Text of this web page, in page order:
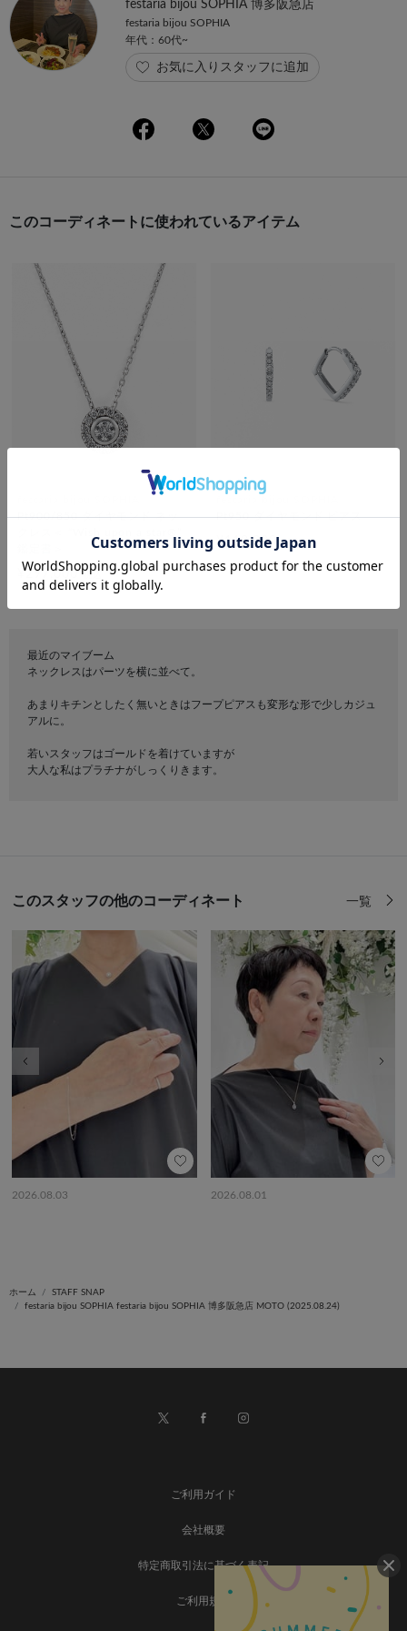
festaria bijou SOPHIA 博多阪急店
festaria bijou SOPHIA
年代：60代~
お気に入りスタッフに追加
このコーディネートに使われているアイテム
Pt900/850 ダイヤモンド ネッ
¥297,000税込
Pt950 ダイヤモンド ピアス
¥110,000税込
最近のマイブーム
ネックレスはパーツを横に並べて。
あまりキチンとしたく無いときはフープピアスも変形な形で少しカジュ
アルに。
若いスタッフはゴールドを着けていますが
大人な私はプラチナがしっくりきます。
このスタッフの他のコーディネート 一覧
2026.08.03 2026.08.01
ホーム
STAFF SNAP
festaria bijou SOPHIA festaria bijou SOPHIA 博多阪急店 MOTO (2025.08.24)
ご利用ガイド
会社概要
特定商取引法に基づく表記
ご利用規約